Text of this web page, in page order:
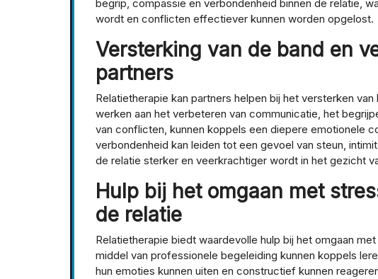
begrip, compassie en verbondenheid binnen de relatie,
wordt en conflicten effectiever kunnen worden opgelost.
Versterking van de band en
partners
Relatietherapie kan partners helpen bij het versterken
werken aan het verbeteren van communicatie, het
van conflicten, kunnen koppels een diepere emotionele
verbondenheid kan leiden tot een gevoel van steun,
de relatie sterker en veerkrachtiger wordt in het gezicht
Hulp bij het omgaan met
de relatie
Relatietherapie biedt waardevolle hulp bij het omgaan
middel van professionele begeleiding kunnen koppels
hun emoties kunnen uiten en constructief kunnen